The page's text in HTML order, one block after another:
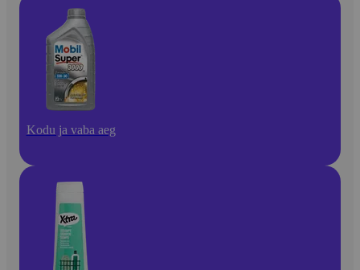
Kodu ja vaba aeg